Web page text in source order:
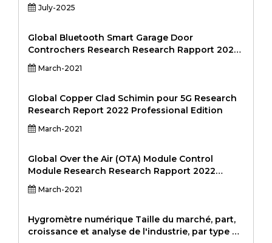
System Integraters) et analyse régionale, 2024-
déploiement (cloud public, cloud privé, cloud
communication par satellite, Radar Systems,
Infrastructure sans fil et défense 2024-2031
July-2025
Global Bluetooth Smart Garage Door
Controchers Research Research Rapport 2022
Professional Edition
March-2021
Global Copper Clad Schimin pour 5G Research
Research Report 2022 Professional Edition
March-2021
Global Over the Air (OTA) Module Control
Module Research Research Rapport 2022
Professional Edition
March-2021
Hygromètre numérique Taille du marché, part,
croissance et analyse de l'industrie, par type de